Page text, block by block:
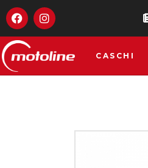
CASCHI